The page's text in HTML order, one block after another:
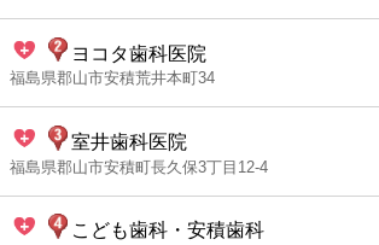
ヨコタ歯科医院
福島県郡山市安積荒井本町34
室井歯科医院
福島県郡山市安積町長久保3丁目12-4
こども歯科・安積歯科